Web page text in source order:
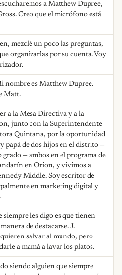
a Matthew Dupree,
Creo que el micrófono está
mezclé un poco las preguntas,
organizarlas por su cuenta. Voy
nombre es Matthew Dupree.
Matt.
a la Mesa Directiva y a la
junto con la Superintendente
Quintana, por la oportunidad
papá de dos hijos en el distrito —
grado — ambos en el programa de
en Orion, y vivimos a
Middle. Soy escritor de
en marketing digital y
siempre les digo es que tienen
de destacarse. J.
salvar al mundo, pero
a mamá a lavar los platos.
siendo alguien que siempre